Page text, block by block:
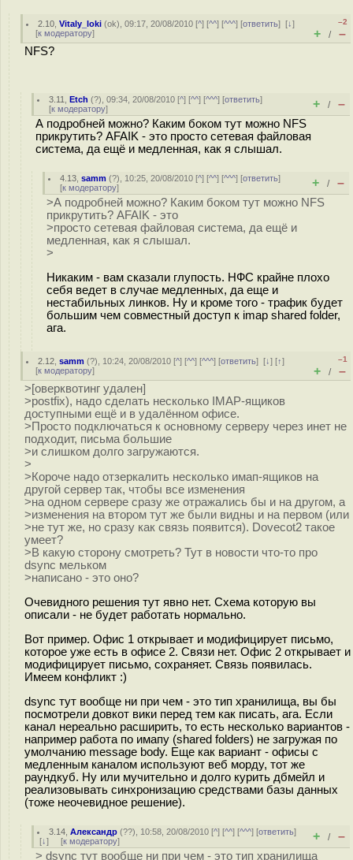
2.10 ,Vitaly_loki (ok), 09:17, 20/08/2010 [^] [^^] [^^^] [ответить][↓]
[к модератору]
–2
+ / –
NFS?
3.11 ,Etch (?), 09:34, 20/08/2010 [^] [^^] [^^^] [ответить]
[к модератору] + / –
А подробней можно? Каким боком тут можно NFS
прикрутить? AFAIK - это просто сетевая файловая
система, да ещё и медленная, как я слышал.
4.13 ,samm (?), 10:25, 20/08/2010 [^] [^^] [^^^] [ответить]
[к модератору] + / –
>А подробней можно? Каким боком тут можно NFS
прикрутить? AFAIK - это
>просто сетевая файловая система, да ещё и
медленная, как я слышал.
>
Никаким - вам сказали глупость. НФС крайне плохо
себя ведет в случае медленных, да еще и
нестабильных линков. Ну и кроме того - трафик будет
большим чем совместный доступ к imap shared folder,
ага.
2.12 ,samm (?), 10:24, 20/08/2010 [^] [^^] [^^^] [ответить][↓] [↑]
[к модератору]
–1
+ / –
>[оверквотинг удален]
>postfix), надо сделать несколько IMAP-ящиков
доступными ещё и в удалённом офисе.
>Просто подключаться к основному серверу через инет не
подходит, письма большие
>и слишком долго загружаются.
>
>Короче надо отзеркалить несколько имап-ящиков на
другой сервер так, чтобы все изменения
>на одном сервере сразу же отражались бы и на другом, а
>изменения на втором тут же были видны и на первом (или
>не тут же, но сразу как связь появится). Dovecot2 такое
умеет?
>В какую сторону смотреть? Тут в новости что-то про
dsync мельком
>написано - это оно?
Очевидного решения тут явно нет. Схема которую вы
описали - не будет работать нормально.
Вот пример. Офис 1 открывает и модифицирует письмо,
которое уже есть в офисе 2. Связи нет. Офис 2 открывает и
модифицирует письмо, сохраняет. Связь появилась.
Имеем конфликт :)
dsync тут вообще ни при чем - это тип хранилища, вы бы
посмотрели довкот вики перед тем как писать, ага. Если
канал нереально расширить, то есть несколько вариантов -
например работа по имапу (shared folders) не загружая по
умолчанию message body. Еще как вариант - офисы с
медленным каналом используют веб морду, тот же
раундкуб. Ну или мучительно и долго курить дбмейл и
реализовывать синхронизацию средствами базы данных
(тоже неочевидное решение).
3.14 ,Александр (??), 10:58, 20/08/2010 [^] [^^] [^^^] [ответить]
[↓] [к модератору] + / –
> dsync тут вообще ни при чем - это тип хранилища